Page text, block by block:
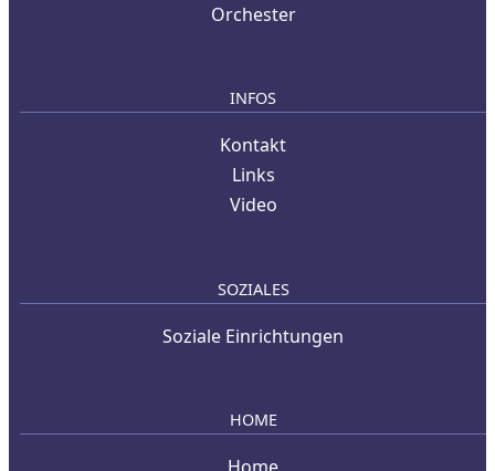
Orchester
INFOS
Kontakt
Links
Video
SOZIALES
Soziale Einrichtungen
HOME